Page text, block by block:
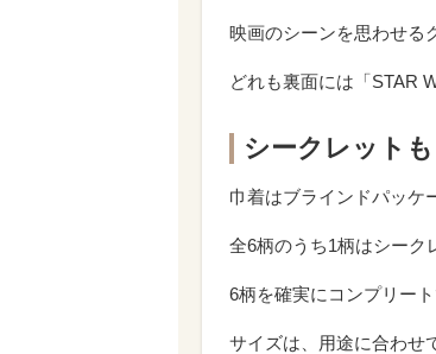
映画のシーンを思わせる
どれも裏面には「STAR
シークレット
巾着はブラインドパッケ
全6柄のうち1柄はシーク
6柄を確実にコンプリー
サイズは、用途に合わせ